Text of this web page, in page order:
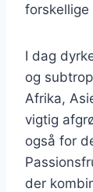
I dag
og
Afrika,
vigtig
også for
der